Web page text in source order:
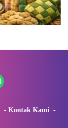
Kontak Kami